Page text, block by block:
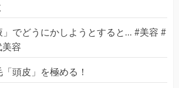
でどうにかしようとすると... #美容 #
容
頭皮」を極める！